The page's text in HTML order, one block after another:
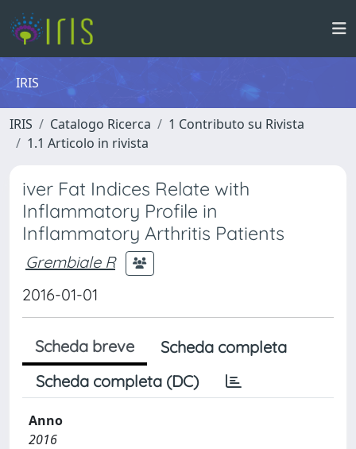
IRIS
IRIS Catalogo Ricerca
1 Contributo su Rivista
1.1 Articolo in rivista
iver Fat Indices Relate with
Inflammatory Profile in
Inflammatory Arthritis Patients
Grembiale R
2016-01-01
Scheda breve
Scheda completa
Scheda completa (DC)
Anno
2016